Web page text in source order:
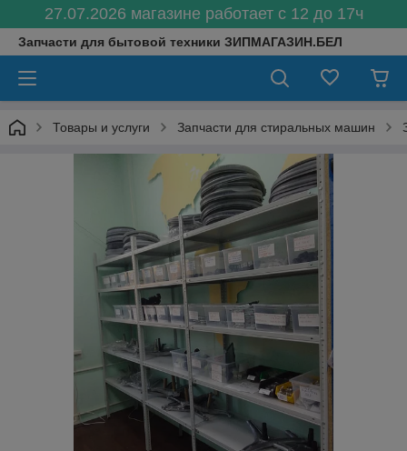
27.07.2026 магазине работает с 12 до 17ч
Запчасти для бытовой техники ЗИПМАГАЗИН.БЕЛ
Товары и услуги Запчасти для стиральных машин